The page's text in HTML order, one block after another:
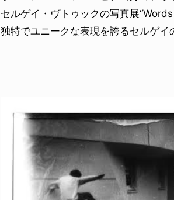
セルゲイ・ヴトゥックの写真展
独特でユニークな表現を誇るセルゲイ